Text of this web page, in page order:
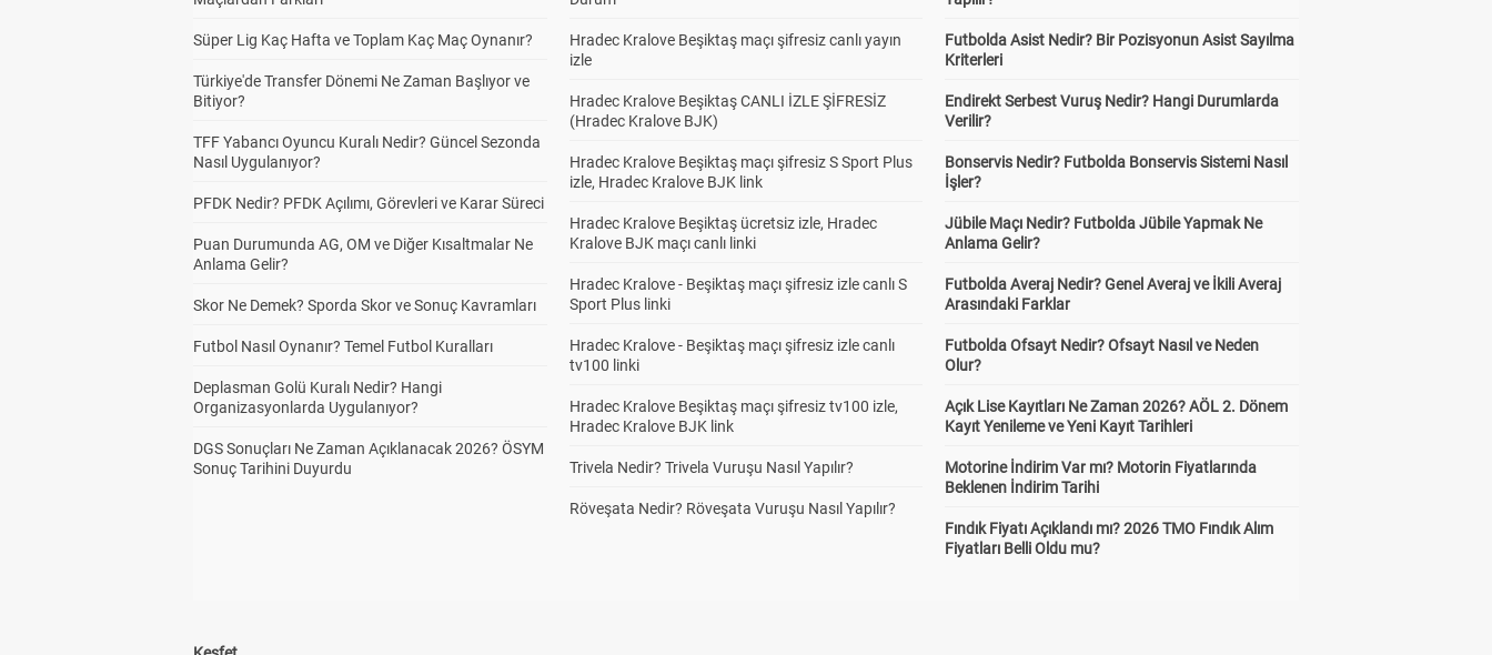
Süper Lig Kaç Hafta ve Toplam Kaç Maç Oynanır?
Türkiye'de Transfer Dönemi Ne Zaman Başlıyor ve
Bitiyor?
TFF Yabancı Oyuncu Kuralı Nedir? Güncel Sezonda
Nasıl Uygulanıyor?
PFDK Nedir? PFDK Açılımı, Görevleri ve Karar Süreci
Puan Durumunda AG, OM ve Diğer Kısaltmalar Ne
Anlama Gelir?
Skor Ne Demek? Sporda Skor ve Sonuç Kavramları
Futbol Nasıl Oynanır? Temel Futbol Kuralları
Deplasman Golü Kuralı Nedir? Hangi
Organizasyonlarda Uygulanıyor?
DGS Sonuçları Ne Zaman Açıklanacak 2026? ÖSYM
Sonuç Tarihini Duyurdu
Hradec Kralove Beşiktaş maçı şifresiz canlı yayın
izle
Hradec Kralove Beşiktaş CANLI İZLE ŞİFRESİZ
(Hradec Kralove BJK)
Hradec Kralove Beşiktaş maçı şifresiz S Sport Plus
izle, Hradec Kralove BJK link
Hradec Kralove Beşiktaş ücretsiz izle, Hradec
Kralove BJK maçı canlı linki
Hradec Kralove - Beşiktaş maçı şifresiz izle canlı S
Sport Plus linki
Hradec Kralove - Beşiktaş maçı şifresiz izle canlı
tv100 linki
Hradec Kralove Beşiktaş maçı şifresiz tv100 izle,
Hradec Kralove BJK link
Trivela Nedir? Trivela Vuruşu Nasıl Yapılır?
Röveşata Nedir? Röveşata Vuruşu Nasıl Yapılır?
Futbolda Asist Nedir? Bir Pozisyonun Asist Sayılma
Kriterleri
Endirekt Serbest Vuruş Nedir? Hangi Durumlarda
Verilir?
Bonservis Nedir? Futbolda Bonservis Sistemi Nasıl
İşler?
Jübile Maçı Nedir? Futbolda Jübile Yapmak Ne
Anlama Gelir?
Futbolda Averaj Nedir? Genel Averaj ve İkili Averaj
Arasındaki Farklar
Futbolda Ofsayt Nedir? Ofsayt Nasıl ve Neden
Olur?
Açık Lise Kayıtları Ne Zaman 2026? AÖL 2. Dönem
Kayıt Yenileme ve Yeni Kayıt Tarihleri
Motorine İndirim Var mı? Motorin Fiyatlarında
Beklenen İndirim Tarihi
Fındık Fiyatı Açıklandı mı? 2026 TMO Fındık Alım
Fiyatları Belli Oldu mu?